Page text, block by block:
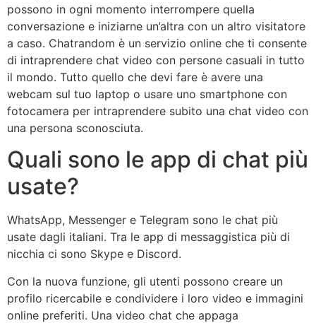
possono in ogni momento interrompere quella
conversazione e iniziarne un’altra con un altro visitatore
a caso. Chatrandom è un servizio online che ti consente
di intraprendere chat video con persone casuali in tutto
il mondo. Tutto quello che devi fare è avere una
webcam sul tuo laptop o usare uno smartphone con
fotocamera per intraprendere subito una chat video con
una persona sconosciuta.
Quali sono le app di chat più
usate?
WhatsApp, Messenger e Telegram sono le chat più
usate dagli italiani. Tra le app di messaggistica più di
nicchia ci sono Skype e Discord.
Con la nuova funzione, gli utenti possono creare un
profilo ricercabile e condividere i loro video e immagini
online preferiti. Una video chat che appaga